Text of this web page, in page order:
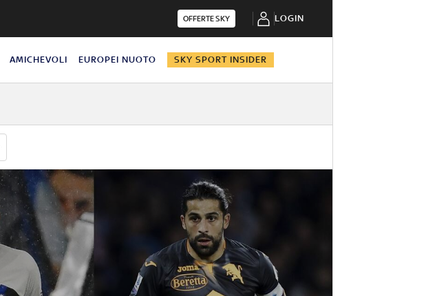
OFFERTE SKY LOGIN
AMICHEVOLI EUROPEI NUOTO SKY SPORT INSIDER